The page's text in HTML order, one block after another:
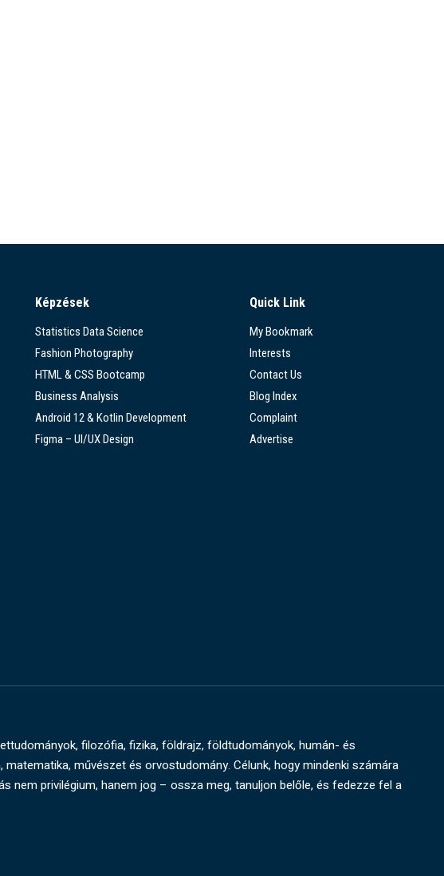
Képzések
Statistics Data Science
Fashion Photography
HTML & CSS Bootcamp
Business Analysis
Android 12 & Kotlin Development
Figma – UI/UX Design
Quick Link
My Bookmark
Interests
Contact Us
Blog Index
Complaint
Advertise
filozófia, fizika, földrajz, földtudományok, humán- és
művészet és orvostudomány. Célunk, hogy mindenki számára
privilégium, hanem jog – ossza meg, tanuljon belőle, és fedezze fel a